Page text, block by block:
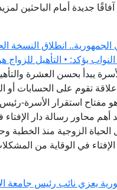
آفاقًا جديدة أمام الباحثين
الجمهورية.. انطلاق النسخة
يؤكد: • التأهيل
يبدأ بحسن العشرة
تقوم على الحسابات أو
استقرار الأسرة-رئيس
أهم محاور رسالة دار
الزوجية منذ الخطبة
في الوقاية من
يعزي نائب رئيس جامعة